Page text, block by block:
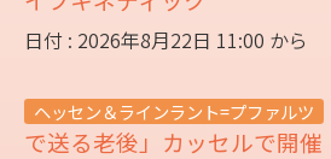
日付 : 2026年8月22日 11:00 から
ヘッセン＆ラインラント=プファルツ
で送る老後」カッセルで開催